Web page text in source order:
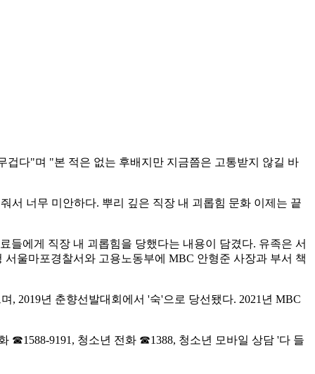
다"며 "본 적은 없는 후배지만 지금쯤은 고통받지 않길 바
서 너무 미안하다. 뿌리 깊은 직장 내 괴롭힘 문화 이제는 끝
들에게 직장 내 괴롭힘을 당했다는 내용이 담겼다. 유족은 서
울마포경찰서와 고용노동부에 MBC 안형준 사장과 부서 책
, 2019년 춘향선발대회에서 '숙'으로 당선됐다. 2021년 MBC
☎1588-9191, 청소년 전화 ☎1388, 청소년 모바일 상담 '다 들